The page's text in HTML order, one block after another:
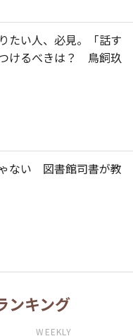
たい人、必見。「話す
けるべきは？ 鳥飼玖
ない 図書館司書が教
ンキング
WEEKLY